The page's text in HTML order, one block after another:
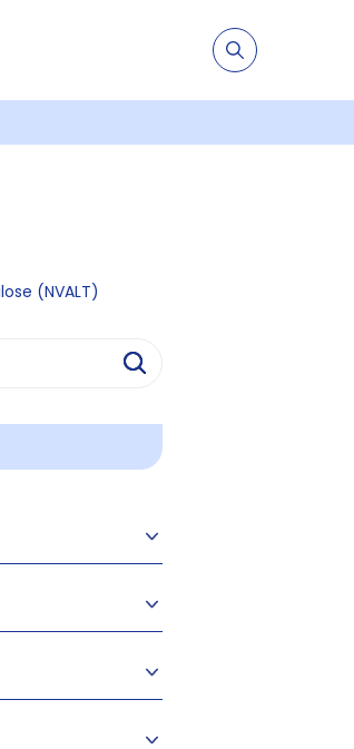
(NVALT)